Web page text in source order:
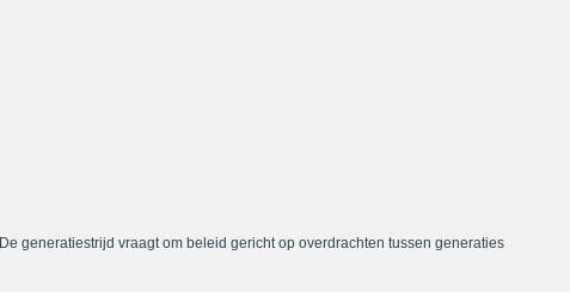
De generatiestrijd vraagt om beleid gericht op overdrachten tussen generaties